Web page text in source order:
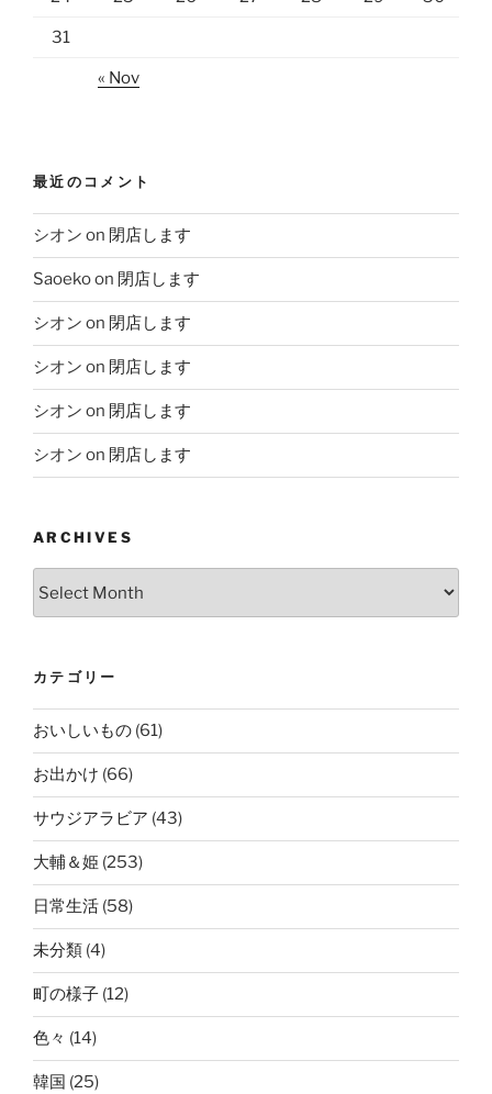
31
« Nov
最近のコメント
シオン on 閉店します
Saoekoon 閉店します
シオン on 閉店します
シオン on 閉店します
シオン on 閉店します
シオン on 閉店します
ARCHIVES
カテゴリー
おいしいもの (61)
お出かけ (66)
サウジアラビア (43)
大輔＆姫 (253)
日常生活 (58)
未分類 (4)
町の様子 (12)
色々 (14)
韓国 (25)